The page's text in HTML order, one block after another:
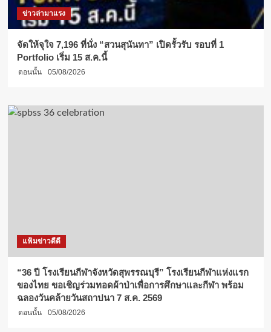
รางวัล
เวที
ภาค
LTO
ครั้ง
ที่
ข่าวล่ามาแรง
จัดให้จุใจ 7,196 ที่นั่ง “สวนสุนันทา” เปิดรั้วรับ รอบที่ 1
Portfolio เริ่ม 15 ส.ค.นี้
ตอนนั้น 05/08/2026
แฟ้มข่าวดีดี
“36 ปี โรงเรียนกีฬาจังหวัดสุพรรณบุรี” โรงเรียนกีฬาแห่งแรก
ของไทย ขอเชิญร่วมทอดผ้าป่าเพื่อการศึกษาและกีฬา พร้อม
ฉลองวันคล้ายวันสถาปนา 7 ส.ค. 2569
ตอนนั้น 05/08/2026